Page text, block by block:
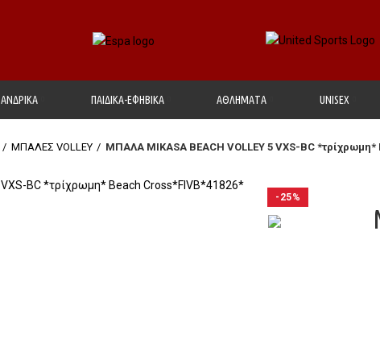
ΑΝΔΡΙΚΑ ΠΑΙΔΙΚΑ-ΕΦΗΒΙΚΑ ΑΘΛΗΜΑΤΑ UΝΙSΕΧ
ΜΠΑΛΕΣ VOLLEY ΜΠΑΛΑ MIKASA BEACH VOLLEY 5 VXS-BC
-25%